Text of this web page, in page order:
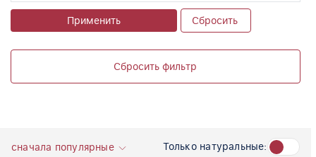
Применить Сбросить
Сбросить фильтр
сначала популярные Только натуральные: